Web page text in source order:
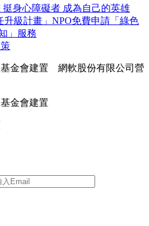
金會建置 網軟股份有限公司營
金會建置